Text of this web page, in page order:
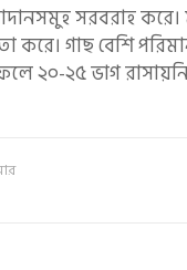
সরবরাহ করে।
করে। গাছ বেশি
২০-২৫ ভাগ